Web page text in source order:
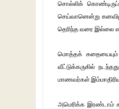
சொல்லிக்
செய்வானென்று
தெரிந்த வரை இல்லை
மொத்தக் கதையையும்
வீட்டுக்கருகில்
மாணவர்கள்
அமெரிக்க இரண்டாம்